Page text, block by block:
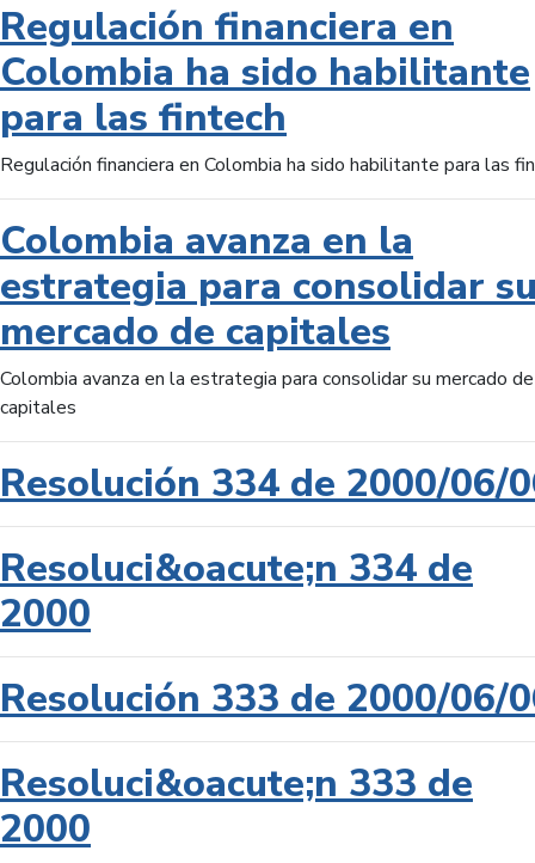
Regulación financiera en
Colombia ha sido habilitante
para las fintech
Regulación financiera en Colombia ha sido habilitante para las
Colombia avanza en la
estrategia para consolidar
mercado de capitales
Colombia avanza en la estrategia para consolidar su mercado de
capitales
Resolución 334 de 2000/06/
Resoluci&oacute;n 334 de
2000
Resolución 333 de 2000/06/
Resoluci&oacute;n 333 de
2000